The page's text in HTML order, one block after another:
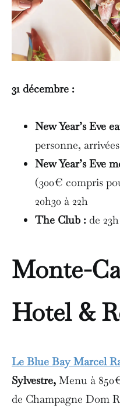
31 décembre :
New Year’s Eve
personne,
New Year’s Eve
(300€ compris
20h30 à 22h
The Club : de
Monte-
Hotel &
Le Blue Bay Marcel
Sylvestre, Menu à
de Champagne Dom